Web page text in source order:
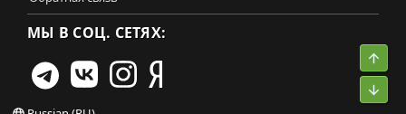
МЫ В СОЦ. СЕТЯХ: